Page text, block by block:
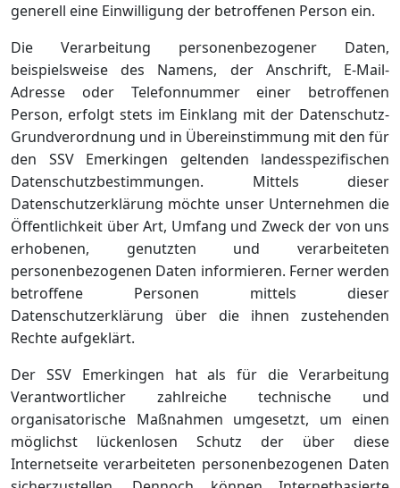
generell eine Einwilligung der betroffenen Person ein.
Die Verarbeitung personenbezogener Daten,
beispielsweise des Namens, der Anschrift, E-Mail-
Adresse oder Telefonnummer einer betroffenen
Person, erfolgt stets im Einklang mit der Datenschutz-
Grundverordnung und in Übereinstimmung mit den für
den SSV Emerkingen geltenden landesspezifischen
Datenschutzbestimmungen. Mittels dieser
Datenschutzerklärung möchte unser Unternehmen die
Öffentlichkeit über Art, Umfang und Zweck der von uns
erhobenen, genutzten und verarbeiteten
personenbezogenen Daten informieren. Ferner werden
betroffene Personen mittels dieser
Datenschutzerklärung über die ihnen zustehenden
Rechte aufgeklärt.
Der SSV Emerkingen hat als für die Verarbeitung
Verantwortlicher zahlreiche technische und
organisatorische Maßnahmen umgesetzt, um einen
möglichst lückenlosen Schutz der über diese
Internetseite verarbeiteten personenbezogenen Daten